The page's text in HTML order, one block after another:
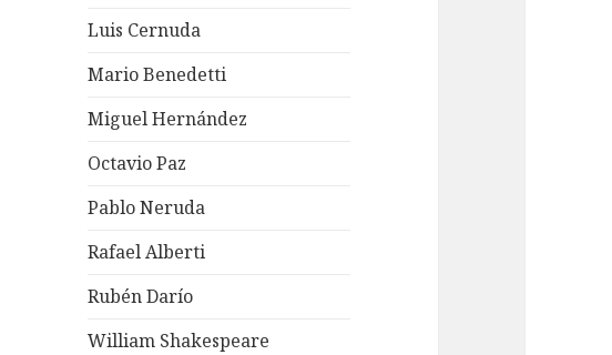
Luis Cernuda
Mario Benedetti
Miguel Hernández
Octavio Paz
Pablo Neruda
Rafael Alberti
Rubén Darío
William Shakespeare